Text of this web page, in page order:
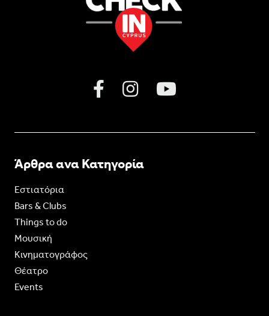
Άρθρα ανα Κατηγορία
Εστιατόρια
Bars & Clubs
Things to do
Moυσική
Κινηματογράφος
Θέατρο
Events